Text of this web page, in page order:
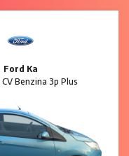
3p Plus